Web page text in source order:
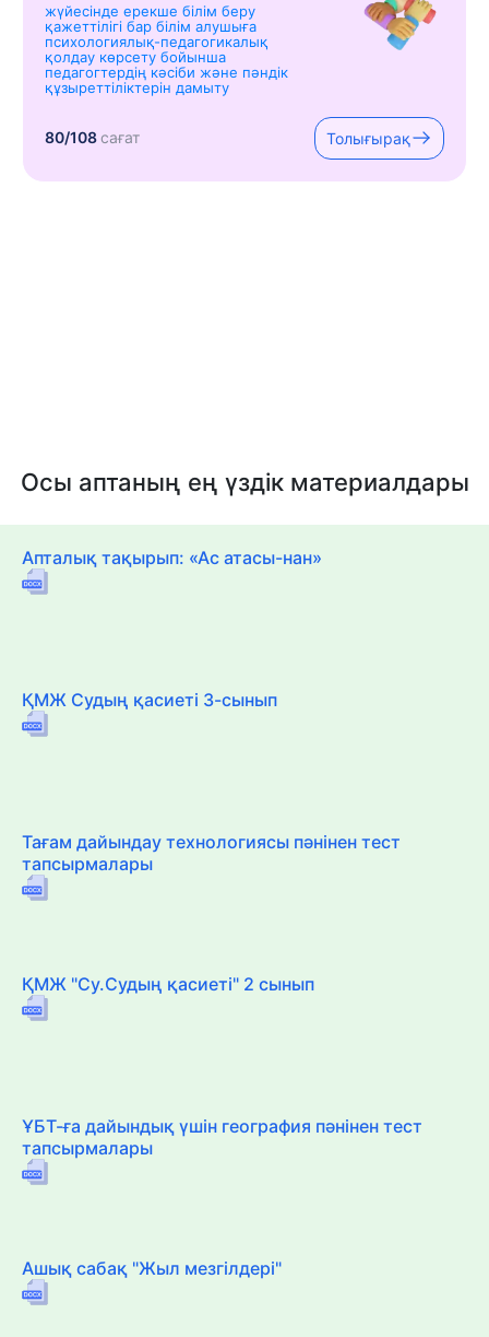
жүйесінде ерекше білім беру
қажеттілігі бар білім алушыға
психологиялық-педагогикалық
қолдау көрсету бойынша
педагогтердің кәсіби және пәндік
құзыреттіліктерін дамыту
80/108сағат Толығырақ
Осы аптаның ең үздік материалдары
Апталық тақырып: «Ас атасы-нан»
ҚМЖ Судың қасиеті 3-сынып
Тағам дайындау технологиясы пәнінен тест
тапсырмалары
ҚМЖ "Су.Судың қасиеті" 2 сынып
ҰБТ-ға дайындық үшін география пәнінен тест
тапсырмалары
Ашық сабақ "Жыл мезгілдері"